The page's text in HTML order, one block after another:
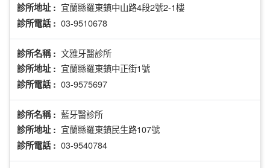
診所地址 : 宜蘭縣羅東鎮中山路4段2號2-1樓
診所電話 : 03-9510678
診所名稱 : 文雅牙醫診所
診所地址 : 宜蘭縣羅東鎮中正街1號
診所電話 : 03-9575697
診所名稱 : 藍牙醫診所
診所地址 : 宜蘭縣羅東鎮民生路107號
診所電話 : 03-9540784